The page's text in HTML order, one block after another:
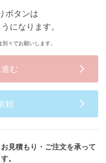
ボタンは
になります。
々でお願いします。
む
頼
見積もり・ご注文を承って
。